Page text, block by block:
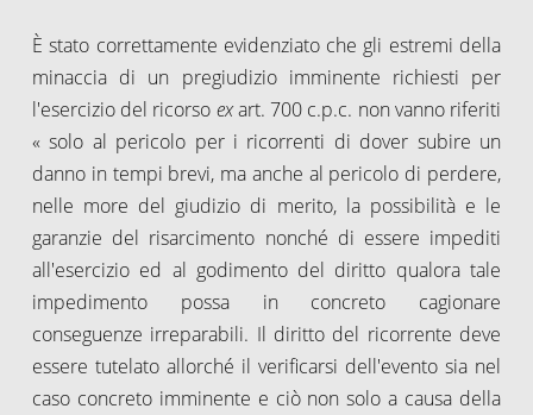
È stato correttamente evidenziato che gli estremi della
minaccia di un pregiudizio imminente richiesti per
l'esercizio del ricorso exart. 700 c.p.c. non vanno riferiti
« solo al pericolo per i ricorrenti di dover subire un
danno in tempi brevi, ma anche al pericolo di perdere,
nelle more del giudizio di merito, la possibilità e le
garanzie del risarcimento nonché di essere impediti
all'esercizio ed al godimento del diritto qualora tale
impedimento possa in concreto cagionare
conseguenze irreparabili. Il diritto del ricorrente deve
essere tutelato allorché il verificarsi dell'evento sia nel
caso concreto imminente e ciò non solo a causa della